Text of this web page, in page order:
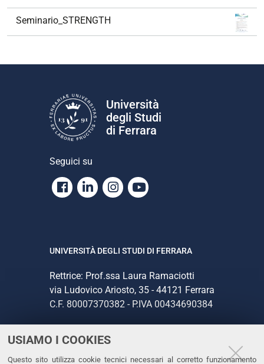
USIAMO I COOKIES
Questo sito utilizza cookie tecnici necessari al corretto funzionamento
Seminario_STRENGTH
Università
degli Studi
di Ferrara
Seguici su
Facebook
LinkedinInstagram
Youtube
UNIVERSITÀ DEGLI STUDI DI FERRARA
Rettrice: Prof.ssa Laura Ramaciotti
via Ludovico Ariosto, 35 - 44121 Ferrara
C.F. 80007370382 - P.IVA 00434690384
CONTATTI